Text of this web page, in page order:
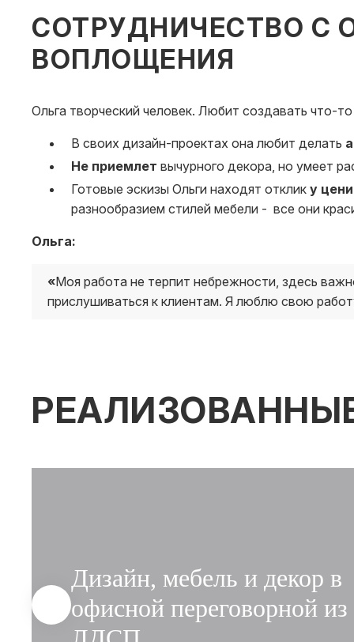
СОТРУДНИЧЕСТВО С
ВОПЛОЩЕНИЯ
Ольга творческий человек. Любит создавать что-
В своих дизайн-проектах она любит делать
Не приемлет вычурного декора, но умеет
Готовые эскизы Ольги находят отклик у
разнообразием стилей мебели - все они
Ольга:
«Моя работа не терпит небрежности, здесь
прислушиваться к клиентам. Я люблю свою
Дизайн, мебель и декор в
офисной переговорной из